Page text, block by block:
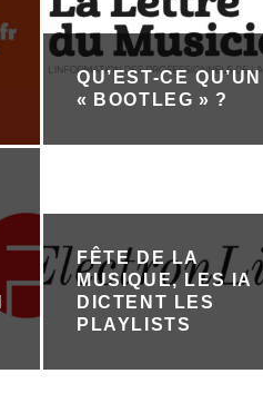
QU’EST-CE QU’UN
« BOOTLEG » ?
FÊTE DE LA
MUSIQUE, LES IA
DICTENT LES
PLAYLISTS